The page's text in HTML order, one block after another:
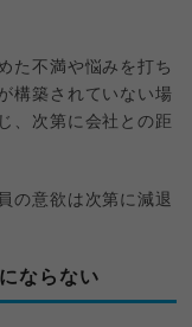
た不満や悩みを打ち
構築されていない場
、次第に会社との距
の意欲は次第に減退
ならない